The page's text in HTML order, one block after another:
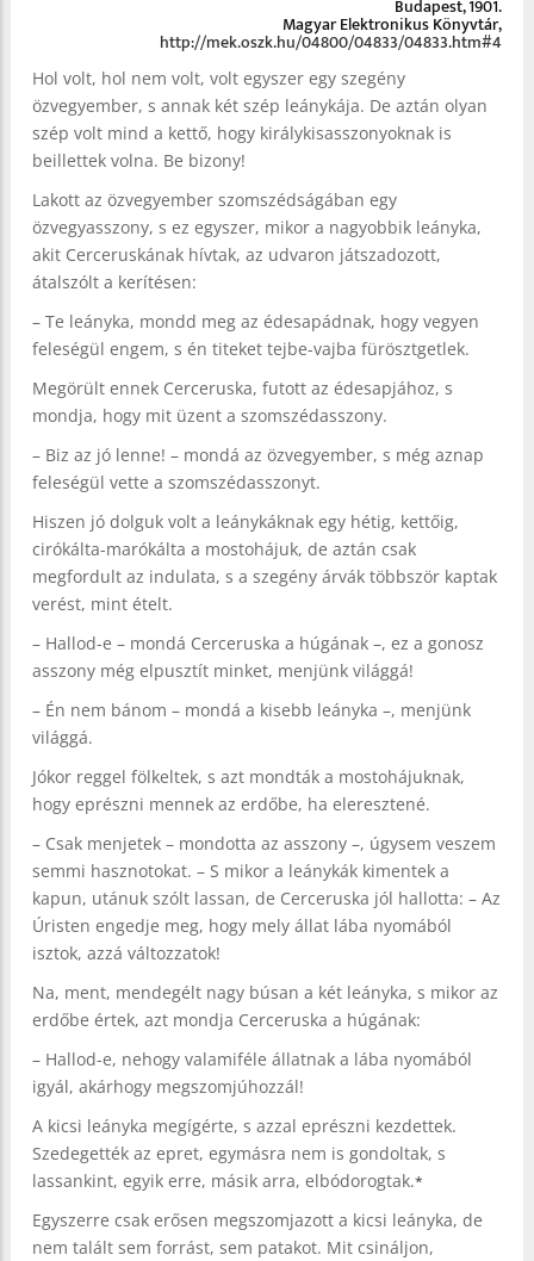
Budapest, 1901.
Magyar Elektronikus Könyvtár,
http://mek.oszk.hu/04800/04833/04833.htm#4
Hol volt, hol nem volt, volt egyszer egy szegény
özvegyember, s annak két szép leánykája. De aztán olyan
szép volt mind a kettő, hogy királykisasszonyoknak is
beillettek volna. Be bizony!
Lakott az özvegyember szomszédságában egy
özvegyasszony, s ez egyszer, mikor a nagyobbik leányka,
akit Cerceruskának hívtak, az udvaron játszadozott,
átalszólt a kerítésen:
– Te leányka, mondd meg az édesapádnak, hogy vegyen
feleségül engem, s én titeket tejbe-vajba fürösztgetlek.
Megörült ennek Cerceruska, futott az édesapjához, s
mondja, hogy mit üzent a szomszédasszony.
– Biz az jó lenne! – mondá az özvegyember, s még aznap
feleségül vette a szomszédasszonyt.
Hiszen jó dolguk volt a leánykáknak egy hétig, kettőig,
cirókálta-marókálta a mostohájuk, de aztán csak
megfordult az indulata, s a szegény árvák többször kaptak
verést, mint ételt.
– Hallod-e – mondá Cerceruska a húgának –, ez a gonosz
asszony még elpusztít minket, menjünk világgá!
– Én nem bánom – mondá a kisebb leányka –, menjünk
világgá.
Jókor reggel fölkeltek, s azt mondták a mostohájuknak,
hogy eprészni mennek az erdőbe, ha eleresztené.
– Csak menjetek – mondotta az asszony –, úgysem veszem
semmi hasznotokat. – S mikor a leánykák kimentek a
kapun, utánuk szólt lassan, de Cerceruska jól hallotta: – Az
Úristen engedje meg, hogy mely állat lába nyomából
isztok, azzá változzatok!
Na, ment, mendegélt nagy búsan a két leányka, s mikor az
erdőbe értek, azt mondja Cerceruska a húgának:
– Hallod-e, nehogy valamiféle állatnak a lába nyomából
igyál, akárhogy megszomjúhozzál!
A kicsi leányka megígérte, s azzal eprészni kezdettek.
Szedegették az epret, egymásra nem is gondoltak, s
lassankint, egyik erre, másik arra, elbódorogtak.*
Egyszerre csak erősen megszomjazott a kicsi leányka, de
nem talált sem forrást, sem patakot. Mit csináljon,